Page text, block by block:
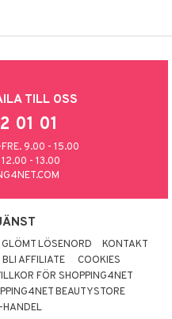
TILL OSS
01 01
9.00 - 15.00
- 13.00
GLÖMT LÖSENORD
KONTAKT
BLI AFFILIATE
COOKIES
FÖR SHOPPING4NET
BEAUTYSTORE
HANDEL